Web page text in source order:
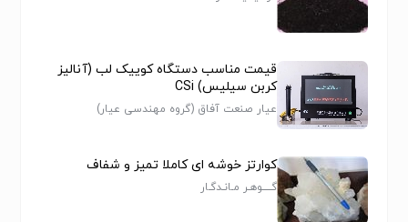
جداکننده پلی­یورتان
جاکننده
سرند معدن
سنگ شکن
غلطک پلی یورتان
پروانه پمپ پلی یورتان
پوسته پمپ پلی یورتان
هیدروسیکلون تمام پلی یورتان از سایز 2اینچ به بالا
قیمت مناسب دستگاه کوییک لب (آنالیز
کربن سیلیس) CSi
عیار صنعت آفاق (گروه مهندسی عیار)
کوارتز خوشه ای کاملا تمیز و شفاف
گـــــوهـر مـانـدگـار